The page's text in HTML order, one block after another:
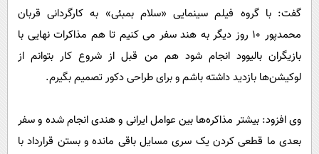
گوناگون
محیط زیست
پیامک
آشپزی
گفت: با گروه فیلم سینمایی «سلام بمبئی» به کارگردانی قربان
محمدپور ۱۰ روز دیگر به هند سفر می‌ کنیم تا هم مذاکرات نهایی با
بازیگران بالیوود انجام شود هم من قبل از شروع کار بتوانم از
لوکیشن‌ها بازدید داشته باشم و برای طراحی دکور تصمیم بگیرم.
وی افزود: بیشتر مذاکره‌ها بین عوامل ایرانی و هندی انجام شده و سفر
بعدی ما قطعی کردن یک سری مسایل باقی مانده و بستن قرارداد با